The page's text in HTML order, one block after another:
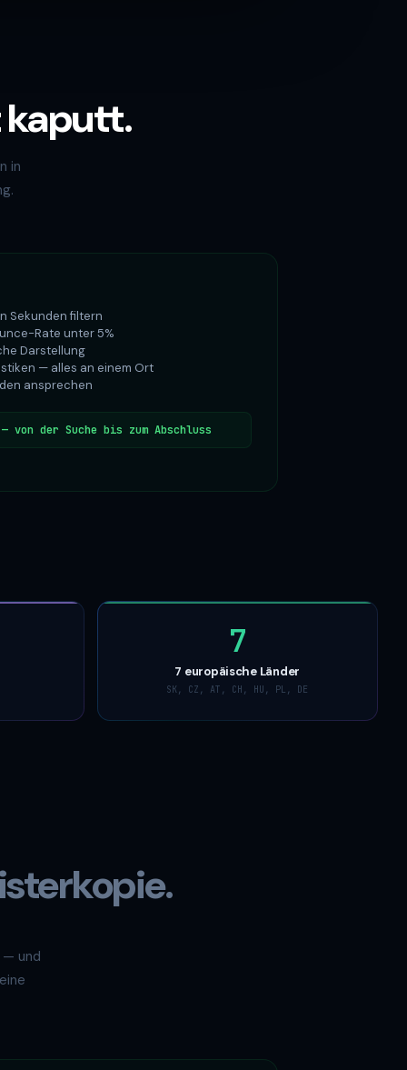
kaputt.
in
Sekunden filtern
Rate unter 5%
Darstellung
— alles an einem Ort
ansprechen
von der Suche bis zum Abschluss
7
7 europäische Länder
SK, CZ, AT, CH, HU, PL, DE
— und